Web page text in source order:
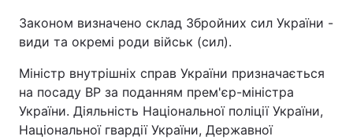
Законом визначено склад Збройних сил України -
види та окремі роди військ (сил).
Міністр внутрішніх справ України призначається
на посаду ВР за поданням прем'єр-міністра
України. Діяльність Національної поліції України,
Національної гвардії України, Державної